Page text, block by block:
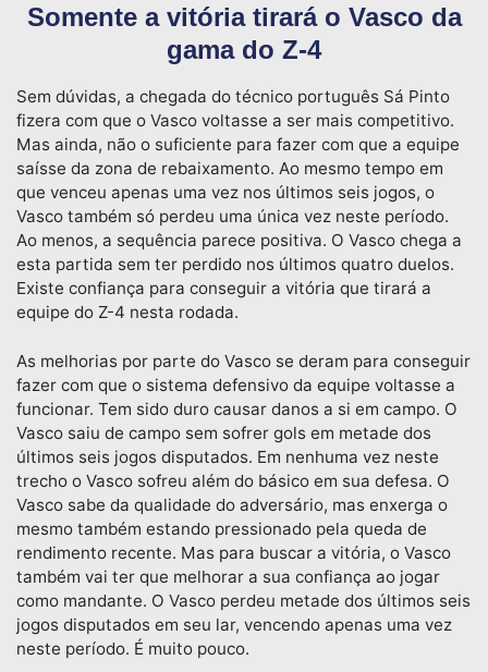
Somente a vitória tirará o Vasco da
gama do Z-4
Sem dúvidas, a chegada do técnico português Sá Pinto
fizera com que o Vasco voltasse a ser mais competitivo.
Mas ainda, não o suficiente para fazer com que a equipe
saísse da zona de rebaixamento. Ao mesmo tempo em
que venceu apenas uma vez nos últimos seis jogos, o
Vasco também só perdeu uma única vez neste período.
Ao menos, a sequência parece positiva. O Vasco chega a
esta partida sem ter perdido nos últimos quatro duelos.
Existe confiança para conseguir a vitória que tirará a
equipe do Z-4 nesta rodada.
As melhorias por parte do Vasco se deram para conseguir
fazer com que o sistema defensivo da equipe voltasse a
funcionar. Tem sido duro causar danos a si em campo. O
Vasco saiu de campo sem sofrer gols em metade dos
últimos seis jogos disputados. Em nenhuma vez neste
trecho o Vasco sofreu além do básico em sua defesa. O
Vasco sabe da qualidade do adversário, mas enxerga o
mesmo também estando pressionado pela queda de
rendimento recente. Mas para buscar a vitória, o Vasco
também vai ter que melhorar a sua confiança ao jogar
como mandante. O Vasco perdeu metade dos últimos seis
jogos disputados em seu lar, vencendo apenas uma vez
neste período. É muito pouco.